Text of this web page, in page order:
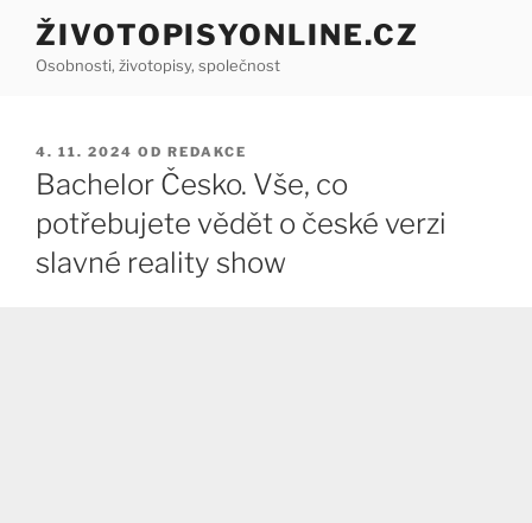
Přejít
obsahu
ŽIVOTOPISYONLINE.CZ
Osobnosti, životopisy, společnost
PUBLIKOVÁNO
4. 11. 2024 OD REDAKCE
Bachelor Česko. Vše, co
potřebujete vědět o české verzi
slavné reality show